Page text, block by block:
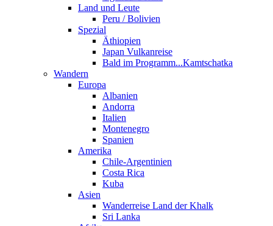
Land und Leute
Peru / Bolivien
Spezial
Äthiopien
Japan Vulkanreise
Bald im Programm...Kamtschatka
Wandern
Europa
Albanien
Andorra
Italien
Montenegro
Spanien
Amerika
Chile-Argentinien
Costa Rica
Kuba
Asien
Wanderreise Land der Khalk
Sri Lanka